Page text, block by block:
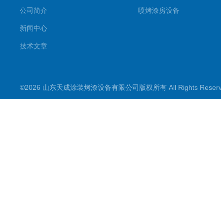
公司简介
新闻中心
技术文章
喷烤漆房设备
©2026 山东天成涂装烤漆设备有限公司版权所有 All Rights